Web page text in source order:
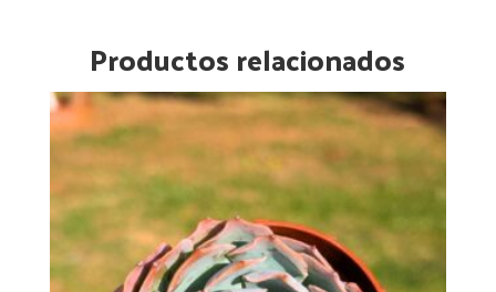
Productos relacionados